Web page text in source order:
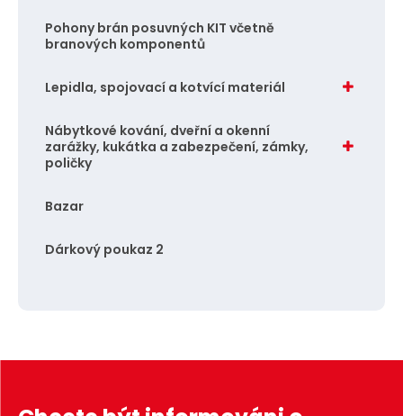
Pohony brán posuvných KIT včetně
branových komponentů
Lepidla, spojovací a kotvící materiál
Nábytkové kování, dveřní a okenní
zarážky, kukátka a zabezpečení, zámky,
poličky
Bazar
Dárkový poukaz 2